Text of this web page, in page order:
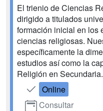
El trienio de Ciencias
dirigido a titulados
formación inicial en los
ciencias religiosas.
específicamente la
estudios así como la
Religión en
Online
Consultar